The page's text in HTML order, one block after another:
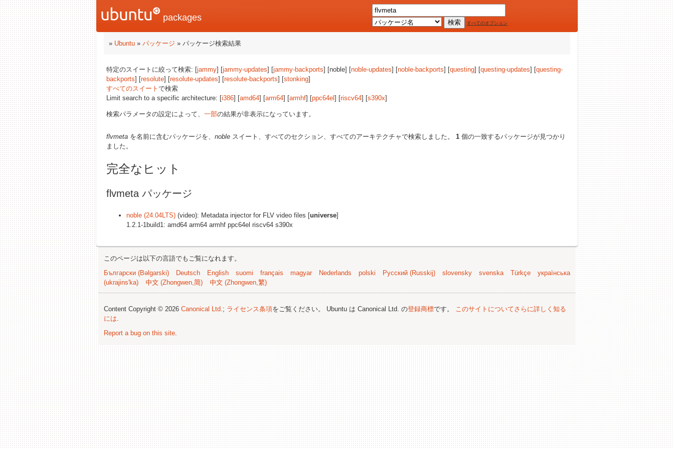
packages
すべてのオプション
» Ubuntu » パッケージ » パッケージ検索結果
特定のスイートに絞って検索: [jammy] [jammy-updates] [jammy-backports] [noble] [noble-updates] [noble-backports] [questing] [questing-updates] [questing-
backports] [resolute] [resolute-updates] [resolute-backports] [stonking]
すべてのスイート で検索
Limit search to a specific architecture: [i386] [amd64] [arm64] [armhf] [ppc64el ] [riscv64] [s390x]
検索パラメータの設定によって、 一部の結果が非表示になっています。
flvmeta を名前に含むパッケージを、 noble スイート、すべてのセクション、すべてのアーキテクチャで検索しました。 1 個の一致するパッケージが見つかり
ました。
完全なヒット
flvmeta パッケージ
noble (24.04LTS) (video): Metadata injector for FLV video files [universe]
1.2.1-1build1: amd64 arm64 armhf ppc64el riscv64 s390x
このページは以下の言語でもご覧になれます。
Български (Bəlgarski)
Deutsch English suomi français magyar Nederlands polski Русский (Russkij) slovensky svenska Türkçe
українська
(ukrajins'ka)
中文 (Zhongwen,简) 中文 (Zhongwen,繁)
Content Copyright © 2026 Canonical Ltd. ; ライセンス条項をご覧ください。 Ubuntu は Canonical Ltd. の登録商標です。
このサイトについてさらに詳しく知る
には
Report a bug on this site